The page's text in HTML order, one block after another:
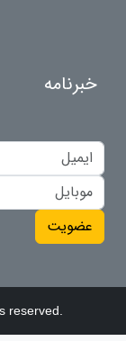
خبرنامه
عضویت
reserved.